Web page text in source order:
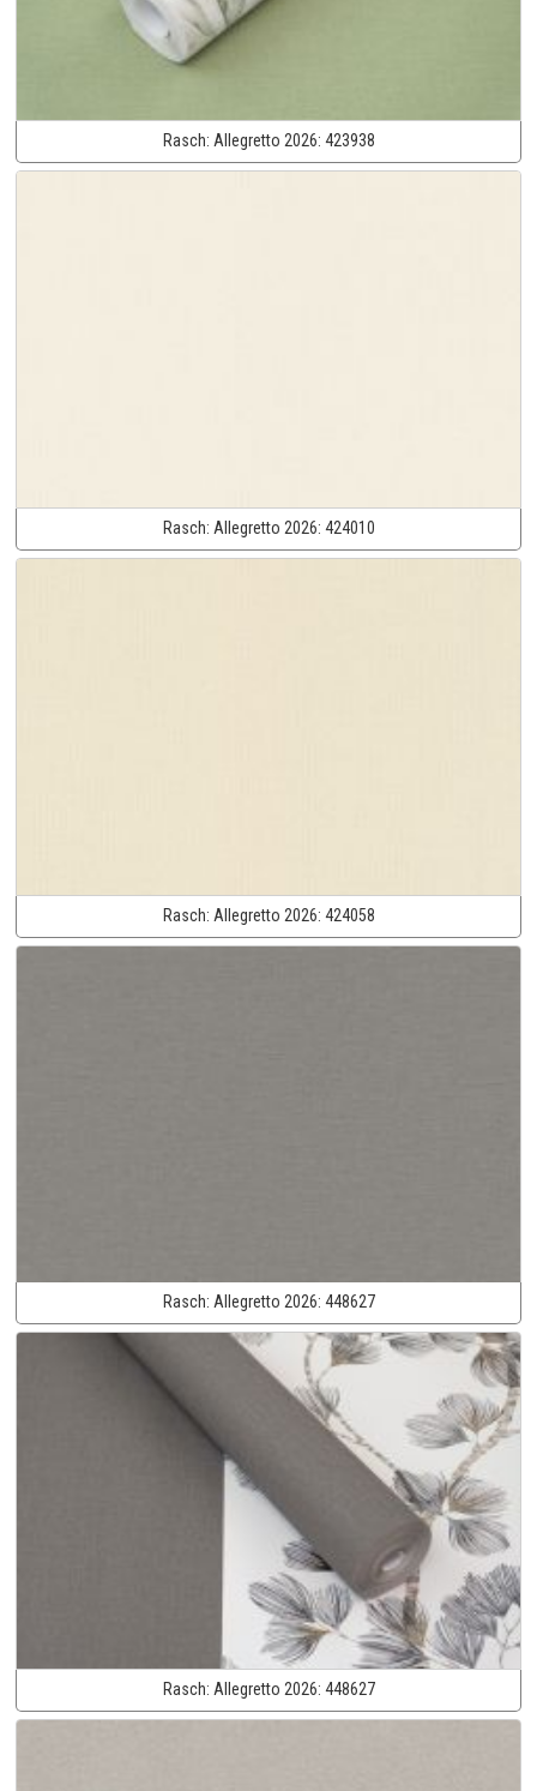
Rasch: Allegretto 2026: 423938
Rasch: Allegretto 2026: 424010
Rasch: Allegretto 2026: 424058
Rasch: Allegretto 2026: 448627
Rasch: Allegretto 2026: 448627